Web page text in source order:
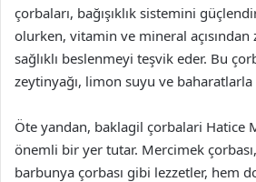
çorbaları, bağışıklık sistemini
olurken, vitamin ve mineral
sağlıklı beslenmeyi teşvik eder. Bu
zeytinyağı, limon suyu ve
Öte yandan, baklagil çorbalari Hatice
önemli bir yer tutar. Mercimek
barbunya çorbası gibi lezzetler, hem